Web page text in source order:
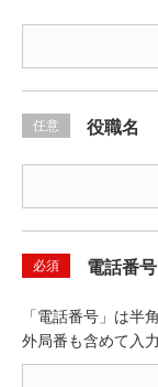
任意 役職名
必須 電話番号
「電話番号」は半
外局番も含めて入